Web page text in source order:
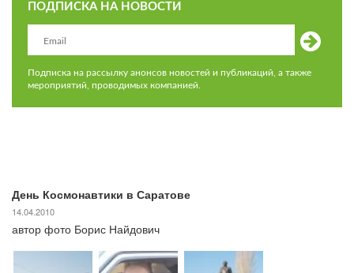
ПОДПИСКА НА НОВОСТИ
Подписка на рассылку анонсов новостей и публикаций, а также
мероприятий, проводимых компанией.
День Космонавтики в Саратове
14.04.2010
автор фото Борис Найдович